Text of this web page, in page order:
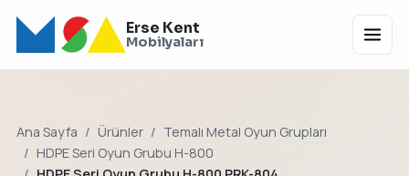
Erse Kent
Mobilyaları Menü
Ana Sayfa Ürünler
Temalı Metal Oyun Grupları
HDPE Seri Oyun Grubu H-800